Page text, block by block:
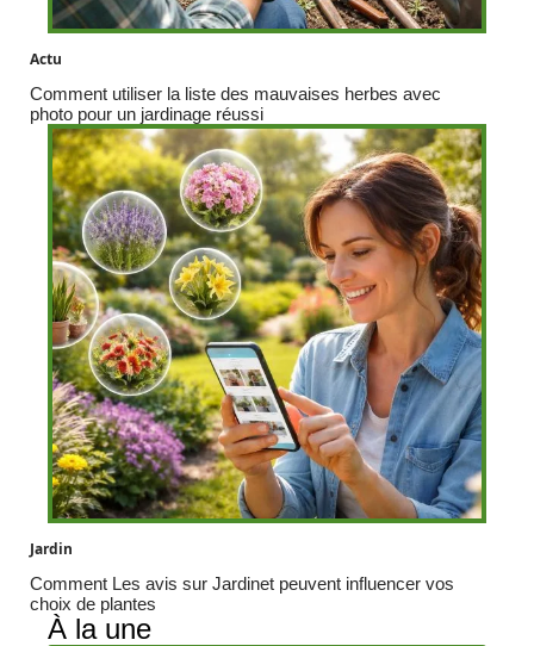
Actu
Comment utiliser la liste des mauvaises herbes avec
photo pour un jardinage réussi
Jardin
Comment Les avis sur Jardinet peuvent influencer vos
choix de plantes
À la une